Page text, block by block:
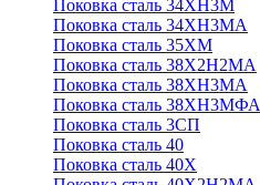
Поковка сталь 34ХН3М
Поковка сталь 34ХН3МА
Поковка сталь 35ХМ
Поковка сталь 38Х2Н2МА
Поковка сталь 38ХН3МА
Поковка сталь 38ХН3МФА
Поковка сталь 3СП
Поковка сталь 40
Поковка сталь 40Х